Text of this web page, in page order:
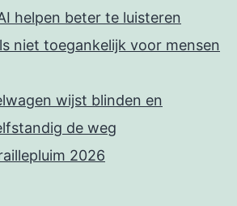
helpen beter te luisteren
niet toegankelijk voor mensen
wijst blinden en
de weg
2026